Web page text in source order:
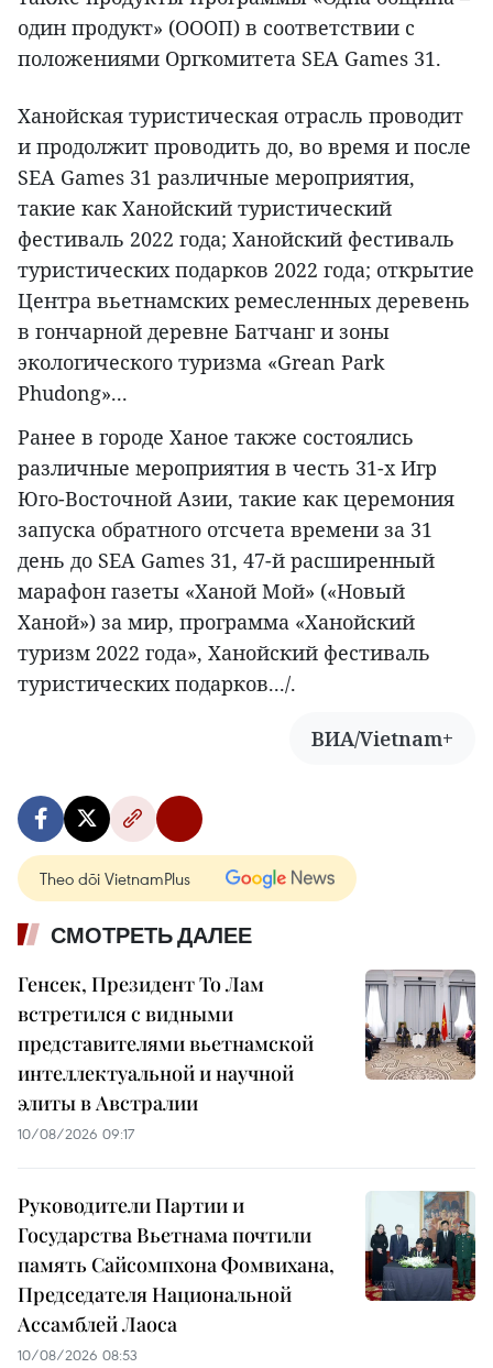
один продукт» (ОООП) в соответствии с
положениями Оргкомитета SEA Games 31.
Ханойская туристическая отрасль проводит
и продолжит проводить до, во время и после
SEA Games 31 различные мероприятия,
такие как Ханойский туристический
фестиваль 2022 года; Ханойский фестиваль
туристических подарков 2022 года; открытие
Центра вьетнамских ремесленных деревень
в гончарной деревне Батчанг и зоны
экологического туризма «Grean Park
Phudong»...
Ранее в городе Ханое также состоялись
различные мероприятия в честь 31-х Игр
Юго-Восточной Азии, такие как церемония
запуска обратного отсчета времени за 31
день до SEA Games 31, 47-й расширенный
марафон газеты «Ханой Мой» («Новый
Ханой») за мир, программа «Ханойский
туризм 2022 года», Ханойский фестиваль
туристических подарков.../.
ВИА/Vietnam+
Theo dõi VietnamPlus
СМОТРЕТЬ ДАЛЕЕ
Генсек, Президент То Лам
встретился с видными
представителями вьетнамской
интеллектуальной и научной
элиты в Австралии
10/08/2026 09:17
Руководители Партии и
Государства Вьетнама почтили
память Сайсомпхона Фомвихана,
Председателя Национальной
Ассамблей Лаоса
10/08/2026 08:53